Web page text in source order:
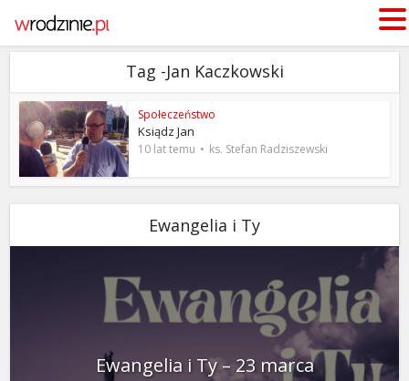
Tag -Jan Kaczkowski
Społeczeństwo
Ksiądz Jan
10 lat temu ks. Stefan Radziszewski
Ewangelia i Ty
Ewangelia i Ty – 23 marca